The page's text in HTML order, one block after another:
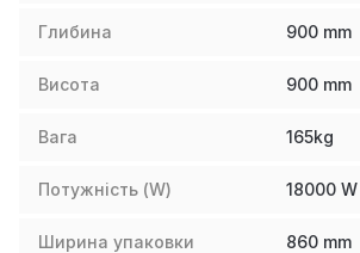
Глибина 900 mm
Висота 900 mm
Вага 165kg
Потужність (W) 18000 W
Ширина упаковки 860 mm